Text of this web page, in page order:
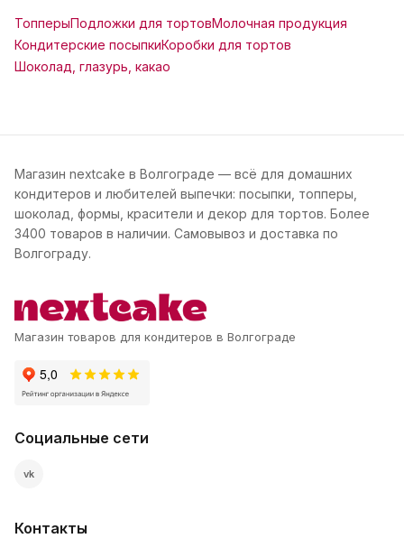
ТопперыПодложки для тортовМолочная продукция
Кондитерские посыпкиКоробки для тортов
Шоколад, глазурь, какао
Магазин nextcake в Волгограде — всё для домашних
кондитеров и любителей выпечки: посыпки, топперы,
шоколад, формы, красители и декор для тортов. Более
3400 товаров в наличии. Самовывоз и доставка по
Волгограду.
Магазин товаров для кондитеров в Волгограде
Социальные сети
vk
Контакты